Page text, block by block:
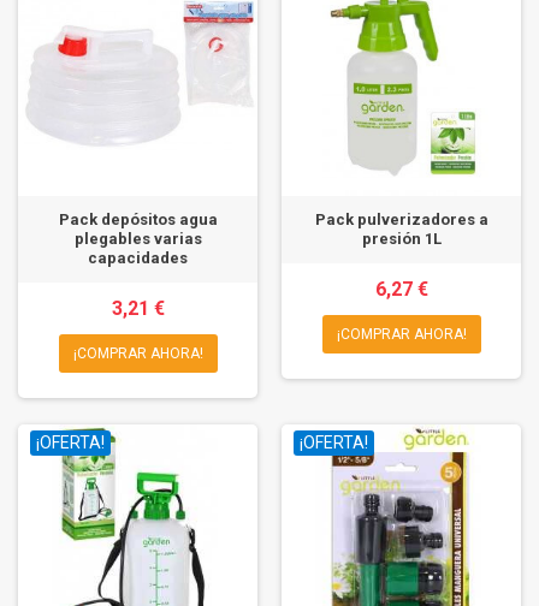
Pack depósitos agua
plegables varias
capacidades
3,21 €
¡COMPRAR AHORA!
Pack pulverizadores a
presión 1L
6,27 €
¡COMPRAR AHORA!
¡OFERTA! ¡OFERTA!